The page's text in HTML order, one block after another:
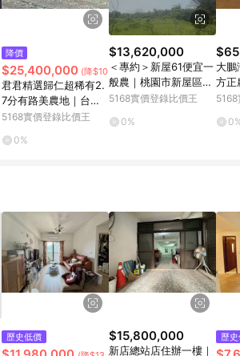
降價
$25,400,000 (降$10,000)
君君精選歸仁超稀有2.
7分有路美農地｜台南
市歸仁區崙頂段
5168實價登錄比價王
0%
$13,620,000
＜專約＞新屋61便宜一
般農｜桃園市新屋區笨
子港段榕樹下小段
5168實價登錄比價王
0%
大鵬
方正
鎮大
歷史低價 $15,800,000
新店總站店住辦一樓｜
歷